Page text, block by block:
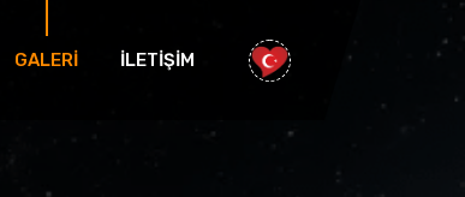
GALERİ İLETİŞİM